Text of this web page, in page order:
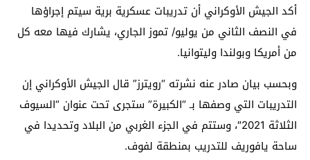
أكد الجيش الأوكراني أن تدريبات عسكرية برية سيتم إجراؤها
في النصف الثاني من يوليو/ تموز الجاري، يشارك فيها معه كل
من أمريكا وبولندا وليتوانيا.
وبحسب بيان صادر عنه نشرته “رويترز” قال الجيش الأوكراني إن
التدريبات التي وصفها بـ “الكبيرة” ستجرى تحت عنوان “السيوف
الثلاثة 2021″، وستتم في الجزء الغربي من البلاد وتحديدا في
ساحة يافوريف للتدريب بمنطقة لفوف.